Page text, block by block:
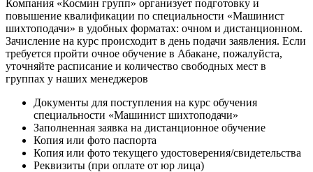
Компания «Космин групп» организует подготовку и
повышение квалификации по специальности «Машинист
шихтоподачи» в удобных форматах: очном и дистанционном.
Зачисление на курс происходит в день подачи заявления. Если
требуется пройти очное обучение в Абакане, пожалуйста,
уточняйте расписание и количество свободных мест в
группах у наших менеджеров
Документы для поступления на курс обучения
специальности «Машинист шихтоподачи»
Заполненная заявка на дистанционное обучение
Копия или фото паспорта
Копия или фото текущего удостоверения/свидетельства
Реквизиты (при оплате от юр лица)